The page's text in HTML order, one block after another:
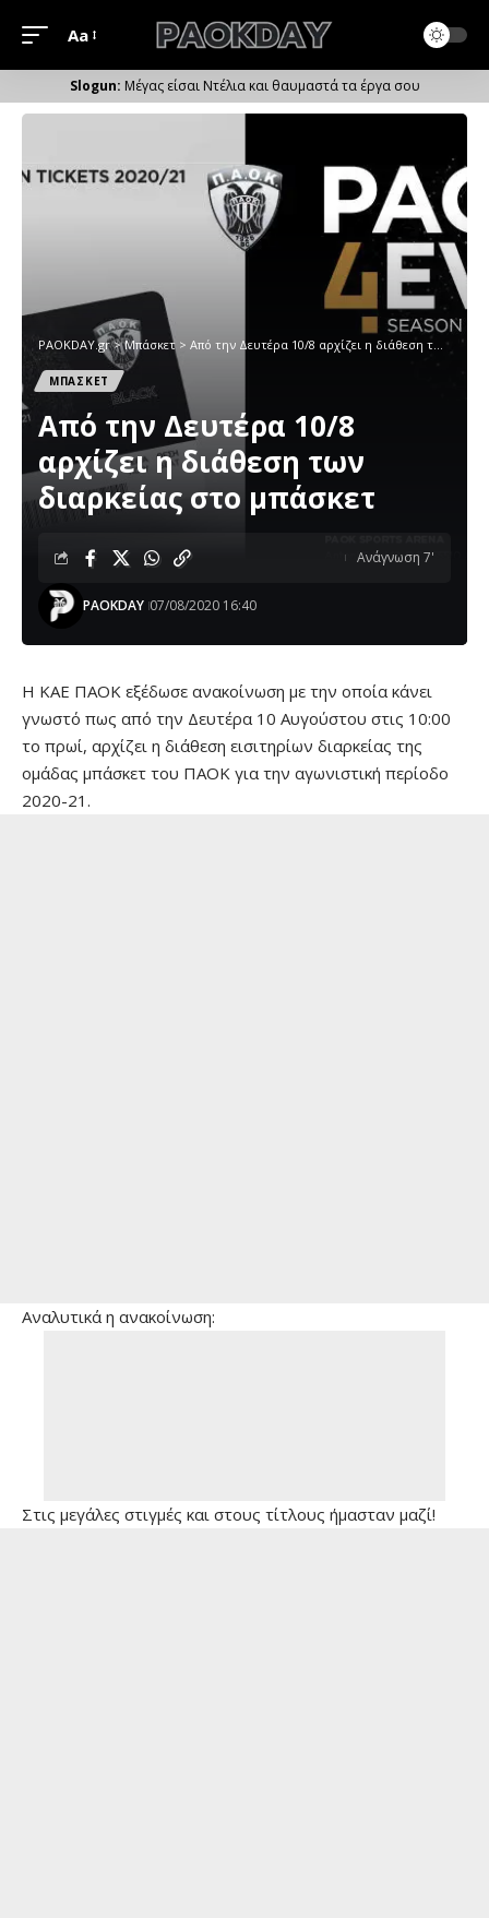
Μέγεθος
Γραμματοσειράς
Aa
Μέγας είσαι Ντέλια και θαυμαστά τα έργα σου
PAOKDAY.gr>Μπάσκετ > Από την Δευτέρα 10/8 αρχίζει η διάθεση των διαρκείας στο μπάσκετ
ΜΠΑΣΚΕΤ
Από την Δευτέρα 10/8
αρχίζει η διάθεση των
διαρκείας στο μπάσκετ
PAOKDAY 07/08/2020 16:40
Ανάγνωση 7'
H KAE ΠΑΟΚ εξέδωσε ανακοίνωση με την οποία κάνει
γνωστό πως από την Δευτέρα 10 Αυγούστου στις 10:00
το πρωί, αρχίζει η διάθεση εισιτηρίων διαρκείας της
ομάδας μπάσκετ του ΠΑΟΚ για την αγωνιστική περίοδο
2020-21.
Aναλυτικά η ανακοίνωση:
Στις μεγάλες στιγμές και στους τίτλους ήμασταν μαζί!